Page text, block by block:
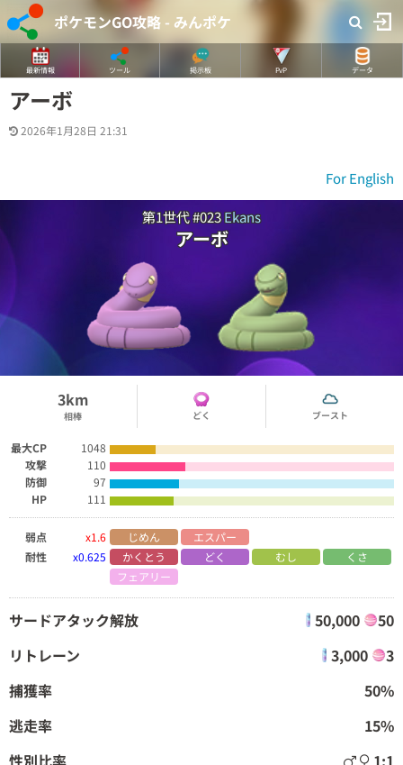
ポケモンGO攻略 - みんポケ
最新情報 ツール 掲示板 PvP データ
アーボ
2026年1月28日 21:31
For English
第1世代 #023Ekans
アーボ
3km
相棒 どく ブースト
最大CP
1048
攻撃
110
防御
97
HP
111
弱点 x1.6 じめん
エスパー
耐性
x0.625 かくとう どく むし
くさ
フェアリー
サードアタック解放 50,000
50
リトレーン
3,000
3
捕獲率
50%
逃走率
15%
性別比率
1:1